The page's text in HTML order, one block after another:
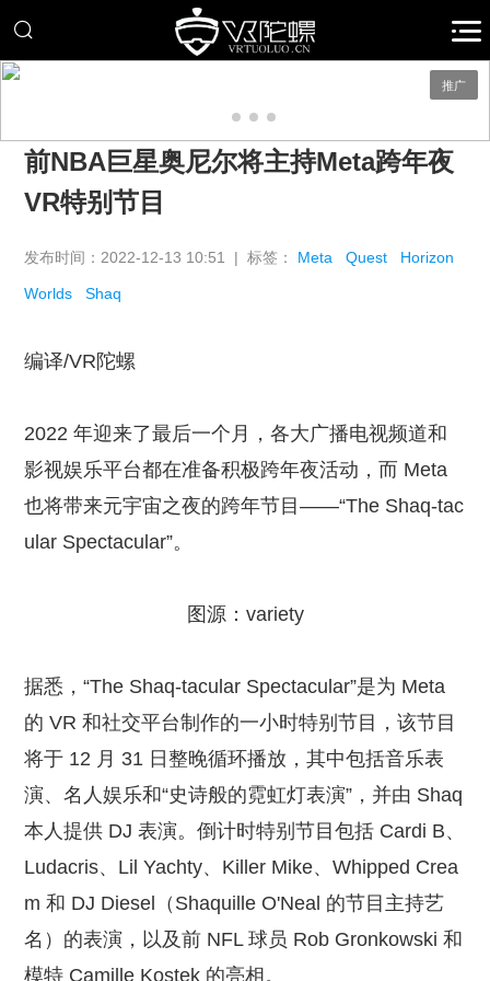
推广
前NBA巨星奥尼尔将主持Meta跨年夜
VR特别节目
发布时间：2022-12-13 10:51 | 标签： Meta Quest Horizo​​n
Worlds Shaq
编译/VR陀螺
2022 年迎来了最后一个月，各大广播电视频道和
影视娱乐平台都在准备积极跨年夜活动，而 Meta
也将带来元宇宙之夜的跨年节目——“The Shaq-tac
ular Spectacular”。
图源：variety
据悉，“The Shaq-tacular Spectacular”是为 Meta
的 VR 和社交平台制作的一小时特别节目，该节目
将于 12 月 31 日整晚循环播放，其中包括音乐表
演、名人娱乐和“史诗般的霓虹灯表演”，并由 Shaq
本人提供 DJ 表演。倒计时特别节目包括 Cardi B、
Ludacris、Lil Yachty、Killer Mike、Whipped Crea
m 和 DJ Diesel（Shaquille O'Neal 的节目主持艺
名）的表演，以及前 NFL 球员 Rob Gronkowski 和
模特 Camille Kostek 的亮相。